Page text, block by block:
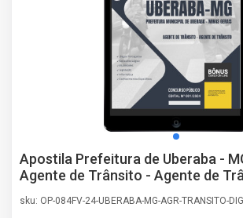
Apostila Prefeitura de Uberaba -
Agente de Trânsito - Agente de
sku: OP-084FV-24-UBERABA-MG-AGR-TRANSITO-